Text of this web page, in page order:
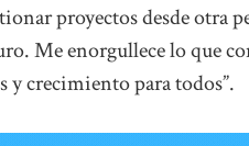
proyectos desde
Me enorgullece lo que
y crecimiento para todos”.